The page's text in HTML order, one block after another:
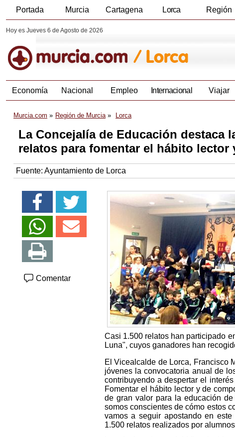
Portada Murcia Cartagena Lorca Región
Hoy es Jueves 6 de Agosto de 2026
Economía Nacional Empleo Internacional Viajar
Murcia.com Región de Murcia Lorca
La Concejalía de Educación destaca
relatos para fomentar el hábito
Fuente: Ayuntamiento de Lorca
Comentar
Casi 1.500 relatos han participado
Luna", cuyos ganadores han
El Vicealcalde de Lorca, Francisco
jóvenes la convocatoria anual de
contribuyendo a despertar el
Fomentar el hábito lector y de
de gran valor para la educación
somos conscientes de cómo estos
vamos a seguir apostando en
1.500 relatos realizados por